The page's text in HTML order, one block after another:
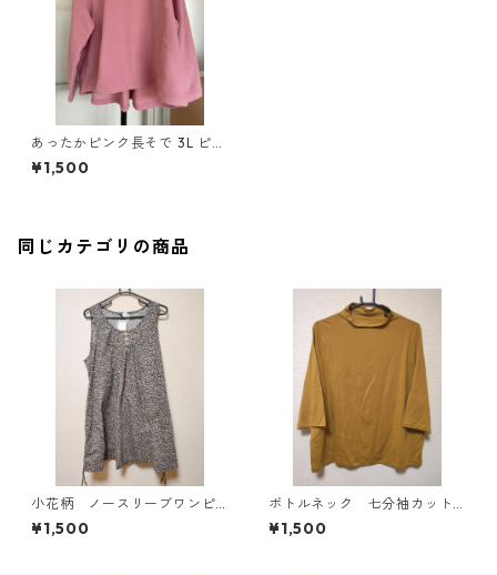
あったかピンク長そで 3L ピン
ク ◆TAM-556◆
¥1,500
同じカテゴリの商品
小花柄 ノースリーブワンピ
ース ４Ｌ ブラック KAE-
4819
¥1,500
ボトルネック 七分袖カット
ソー ４Ｌ マスタード KA
E-4818
¥1,500